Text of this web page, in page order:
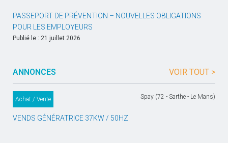
PASSEPORT DE PRÉVENTION – NOUVELLES OBLIGATIONS
POUR LES EMPLOYEURS
Publié le : 21 juillet 2026
ANNONCES VOIR TOUT >
Achat / Vente Spay (72 - Sarthe - Le Mans)
VENDS GÉNÉRATRICE 37KW / 50HZ